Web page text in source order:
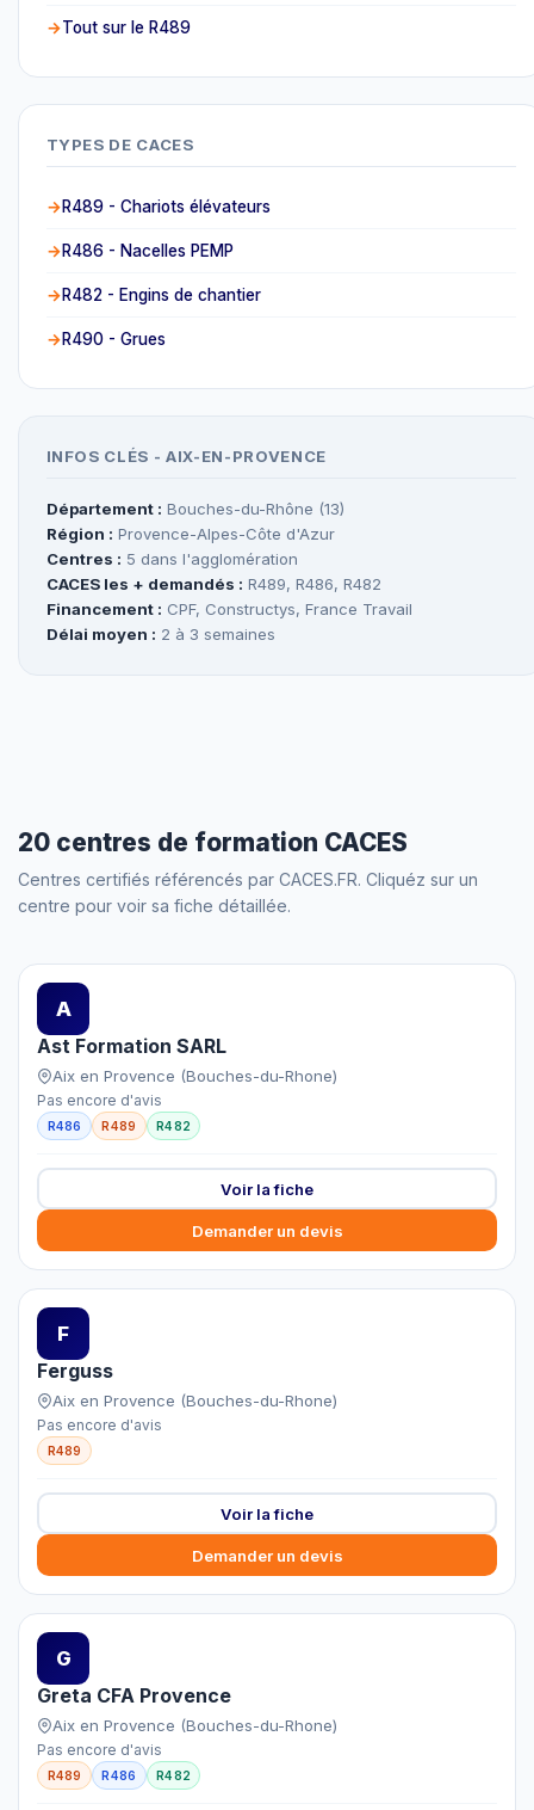
Tout sur le R489
TYPES DE CACES
R489 - Chariots élévateurs
R486 - Nacelles PEMP
R482 - Engins de chantier
R490 - Grues
INFOS CLÉS - AIX-EN-PROVENCE
Département : Bouches-du-Rhône (13)
Région : Provence-Alpes-Côte d'Azur
Centres : 5 dans l'agglomération
CACES les + demandés : R489, R486, R482
Financement : CPF, Constructys, France Travail
Délai moyen : 2 à 3 semaines
20 centres de formation CACES
Centres certifiés référencés par CACES.FR. Cliquéz sur un
centre pour voir sa fiche détaillée.
A
Ast Formation SARL
Aix en Provence (Bouches-du-Rhone)
Pas encore d'avis
R486 R489 R482
Voir la fiche
Demander un devis
F
Ferguss
Aix en Provence (Bouches-du-Rhone)
Pas encore d'avis
R489
Voir la fiche
Demander un devis
G
Greta CFA Provence
Aix en Provence (Bouches-du-Rhone)
Pas encore d'avis
R489 R486 R482